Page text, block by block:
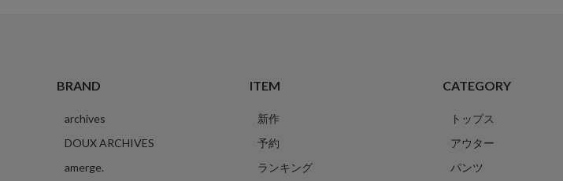
BRAND
archives
DOUX ARCHIVES
amerge.
ITEM
新作
予約
ランキング
CATEGORY
トップス
アウター
パンツ